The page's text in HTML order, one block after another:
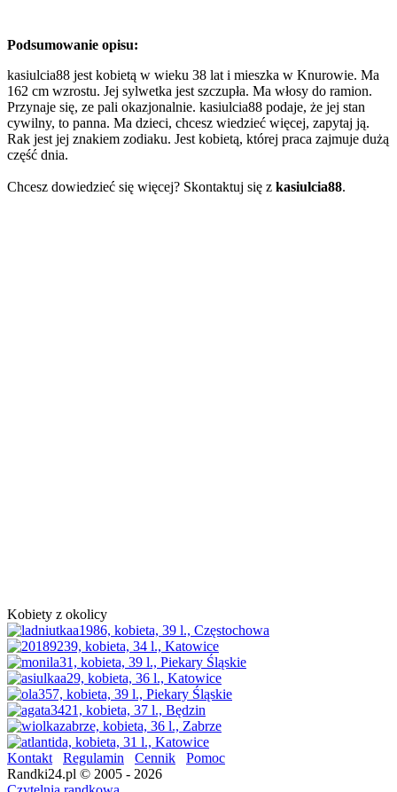
Podsumowanie opisu:
kasiulcia88 jest kobietą w wieku 38 lat i mieszka w Knurowie. Ma
162 cm wzrostu. Jej sylwetka jest szczupła. Ma włosy do ramion.
Przynaje się, ze pali okazjonalnie. kasiulcia88 podaje, że jej stan
cywilny, to panna. Ma dzieci, chcesz wiedzieć więcej, zapytaj ją.
Rak jest jej znakiem zodiaku. Jest kobietą, której praca zajmuje dużą
część dnia.
Chcesz dowiedzieć się więcej? Skontaktuj się z kasiulcia88.
Kobiety z okolicy
Kontakt Regulamin Cennik
Pomoc
Randki24.pl © 2005 - 2026